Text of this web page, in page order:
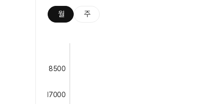
월 주
8500
17000